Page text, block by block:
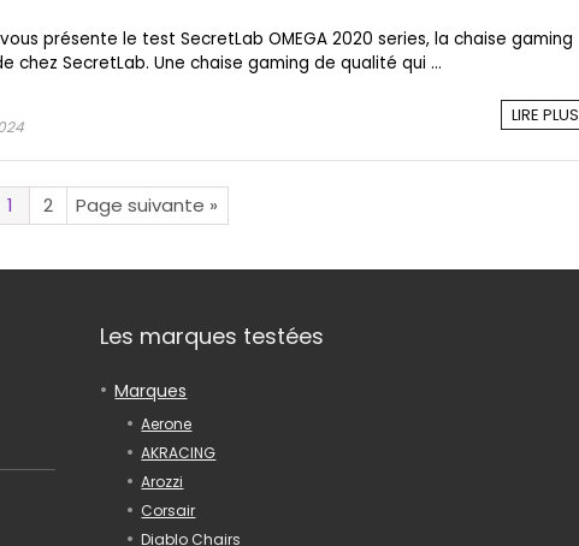
présente le test SecretLab OMEGA 2020 series, la chaise gaming
chez SecretLab. Une chaise gaming de qualité qui ...
LIRE PLUS
1 2 Page suivante »
Les marques testées
Marques
Aerone
AKRACING
Arozzi
Corsair
Diablo Chairs